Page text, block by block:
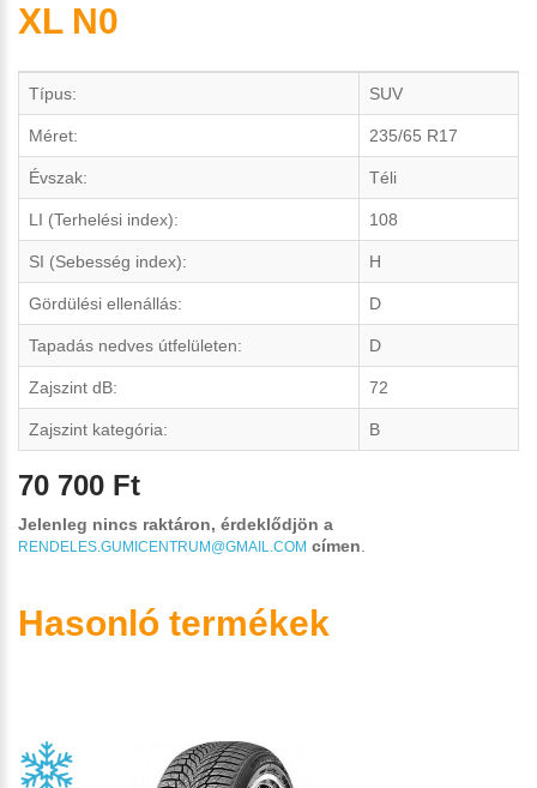
XL N0
Típus: SUV
Méret: 235/65 R17
Évszak: Téli
LI (Terhelési index): 108
SI (Sebesség index): H
Gördülési ellenállás: D
Tapadás nedves útfelületen: D
Zajszint dB: 72
Zajszint kategória: B
70 700 Ft
Jelenleg nincs raktáron, érdeklődjön a
RENDELES.GUMICENTRUM@GMAIL.COM címen
Hasonló termékek